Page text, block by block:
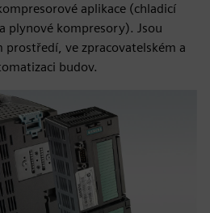
aplikace (chladicí
plynové kompresory). Jsou
prostředí, ve zpracovatelském a
budov.